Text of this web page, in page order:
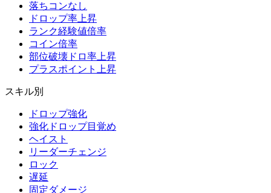
落ちコンなし
ドロップ率上昇
ランク経験値倍率
コイン倍率
部位破壊ドロ率上昇
プラスポイント上昇
スキル別
ドロップ強化
強化ドロップ目覚め
ヘイスト
リーダーチェンジ
ロック
遅延
固定ダメージ